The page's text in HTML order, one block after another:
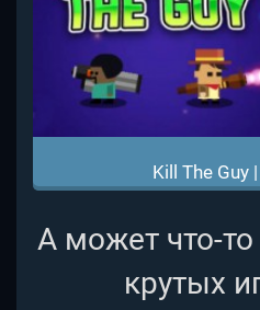
Kill The Guy
А может что-то
крутых